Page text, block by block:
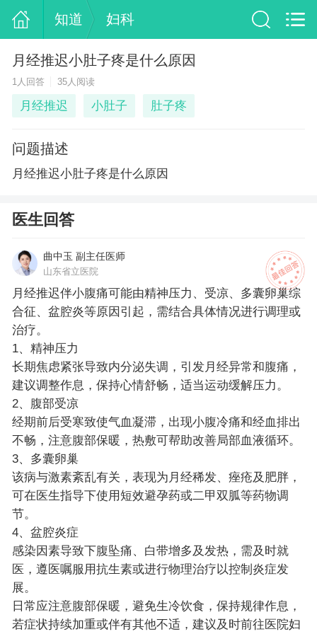
知道 妇科
月经推迟小肚子疼是什么原因
1人回答 35人阅读
月经推迟 小肚子 肚子疼
问题描述
月经推迟小肚子疼是什么原因
医生回答
曲中玉 副主任医师
山东省立医院
月经推迟伴小腹痛可能由精神压力、受凉、多囊卵巢综
合征、盆腔炎等原因引起，需结合具体情况进行调理或
治疗。
1、精神压力
长期焦虑紧张导致内分泌失调，引发月经异常和腹痛，
建议调整作息，保持心情舒畅，适当运动缓解压力。
2、腹部受凉
经期前后受寒致使气血凝滞，出现小腹冷痛和经血排出
不畅，注意腹部保暖，热敷可帮助改善局部血液循环。
3、多囊卵巢
该病与激素紊乱有关，表现为月经稀发、痤疮及肥胖，
可在医生指导下使用短效避孕药或二甲双胍等药物调
节。
4、盆腔炎症
感染因素导致下腹坠痛、白带增多及发热，需及时就
医，遵医嘱服用抗生素或进行物理治疗以控制炎症发
展。
日常应注意腹部保暖，避免生冷饮食，保持规律作息，
若症状持续加重或伴有其他不适，建议及时前往医院妇